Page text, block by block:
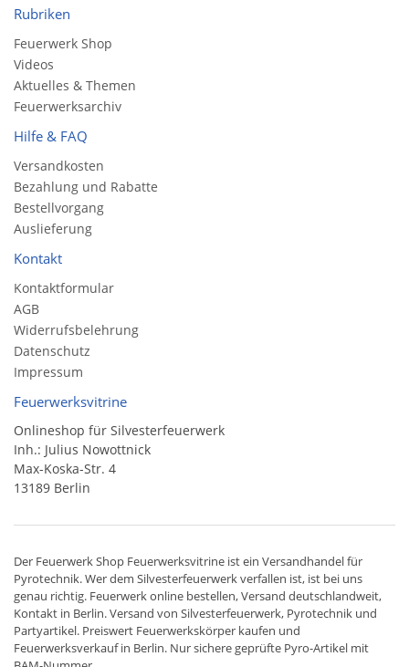
Rubriken
Feuerwerk Shop
Videos
Aktuelles & Themen
Feuerwerksarchiv
Hilfe & FAQ
Versandkosten
Bezahlung und Rabatte
Bestellvorgang
Auslieferung
Kontakt
Kontaktformular
AGB
Widerrufsbelehrung
Datenschutz
Impressum
Feuerwerksvitrine
Onlineshop für Silvesterfeuerwerk
Inh.: Julius Nowottnick
Max-Koska-Str. 4
13189 Berlin
Der Feuerwerk Shop Feuerwerksvitrine ist ein Versandhandelfür
Pyrotechnik. Wer dem Silvesterfeuerwerk verfallen ist, ist bei uns
genau richtig. Feuerwerk online bestellen,Versand deutschlandweit,
Kontakt in Berlin. Versand von Silvesterfeuerwerk, Pyrotechnik und
Partyartikel. Preiswert Feuerwerkskörper kaufen und
Feuerwerksverkauf in Berlin. Nur sichere geprüfte Pyro-Artikel mit